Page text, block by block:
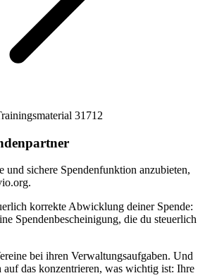
31712
und sichere Spendenfunktion anzubieten,
korrekte Abwicklung deiner Spende:
Spendenbescheinigung, die du steuerlich
bei ihren Verwaltungsaufgaben. Und
auf das konzentrieren, was wichtig ist: Ihre